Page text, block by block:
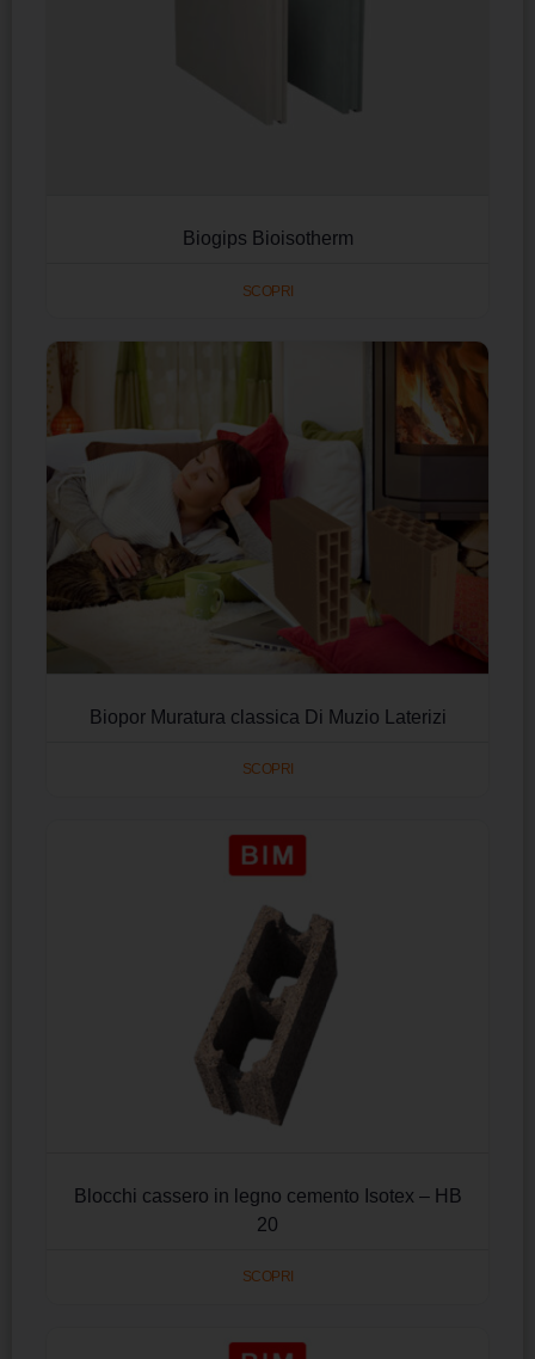
Biogips Bioisotherm
SCOPRI
Biopor Muratura classica Di Muzio Laterizi
SCOPRI
Blocchi cassero in legno cemento Isotex – HB
20
SCOPRI